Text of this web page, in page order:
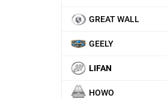
GREAT WALL
GEELY
LIFAN
HOWO